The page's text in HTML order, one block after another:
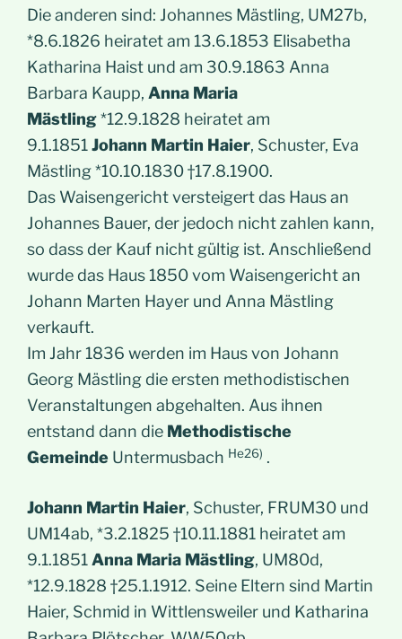
Die anderen sind: Johannes Mästling, UM27b,
*8.6.1826 heiratet am 13.6.1853 Elisabetha
Katharina Haist und am 30.9.1863 Anna
Barbara Kaupp, Anna Maria
Mästling*12.9.1828 heiratet am
9.1.1851Johann Martin Haier, Schuster, Eva
Mästling *10.10.1830 †17.8.1900.
Das Waisengericht versteigert das Haus an
Johannes Bauer, der jedoch nicht zahlen kann,
so dass der Kauf nicht gültig ist. Anschließend
wurde das Haus 1850 vom Waisengericht an
Johann Marten Hayer und Anna Mästling
verkauft.
Im Jahr 1836 werden im Haus von Johann
Georg Mästling die ersten methodistischen
Veranstaltungen abgehalten. Aus ihnen
entstand dann die Methodistische
Gemeinde Untermusbach He26) .
Johann Martin Haier, Schuster, FRUM30 und
UM14ab, *3.2.1825 †10.11.1881 heiratet am
9.1.1851Anna Maria Mästling, UM80d,
*12.9.1828 †25.1.1912. Seine Eltern sind Martin
Haier, Schmid in Wittlensweiler und Katharina